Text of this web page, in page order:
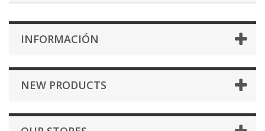
INFORMACIÓN
NEW PRODUCTS